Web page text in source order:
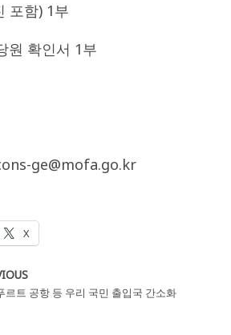
포함) 1부
원 확인서 1부
ge@mofa.go.kr
X
르트 공항 등 우리 국민 출입국 간소화